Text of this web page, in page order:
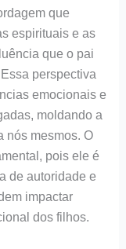
que
espirituais e as
que o pai
perspectiva
emocionais e
moldando a
nós mesmos. O
pois ele é
de autoridade e
impactar
dos filhos.